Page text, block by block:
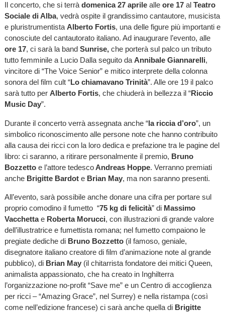
Il concerto, che si terrà domenica 27 aprile alle ore 17 al Teatro
Sociale di Alba, vedrà ospite il grandissimo cantautore, musicista
e pluristrumentista Alberto Fortis, una delle figure più importanti e
conosciute del cantautorato italiano. Ad inaugurare l’evento, alle
ore 17, ci sarà la band Sunrise,che porterà sul palco un tributo
tutto femminile a Lucio Dalla seguito da Annibale Giannarelli,
vincitore di “The Voice Senior” e mitico interprete della colonna
sonora del film cult “Lo chiamavano Trinità”. Alle ore 19 il palco
sarà tutto per Alberto Fortis, che chiuderà in bellezza il “Riccio
Music Day”.
Durante il concerto verrà assegnata anche “la riccia d’oro”, un
simbolico riconoscimento alle persone note che hanno contribuito
alla causa dei ricci con la loro dedica e prefazione tra le pagine del
libro: ci saranno, a ritirare personalmente il premio, Bruno
Bozzettoe l’attore tedescoAndreas Hoppe. Verranno premiati
anche Brigitte Bardot e Brian May, ma non saranno presenti.
All’evento, sarà possibile anche donare una cifra per portare sul
proprio comodino il fumetto “75 kg di felicità” di Massimo
Vacchettae Roberta Morucci, con illustrazioni di grande valore
dell’illustratrice e fumettista romana; nel fumetto compaiono le
pregiate dediche di Bruno Bozzetto (il famoso, geniale,
disegnatore italiano creatore di film d’animazione note al grande
pubblico), di Brian May(il chitarrista fondatore dei mitici Queen,
animalista appassionato, che ha creato in Inghilterra
l’organizzazione no-profit “Save me” e un Centro di accoglienza
per ricci – “Amazing Grace”, nel Surrey) e nella ristampa (così
come nell’edizione francese) ci sarà anche quella di Brigitte